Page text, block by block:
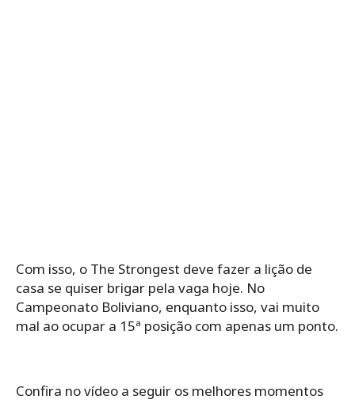
Com isso, o The Strongest deve fazer a lição de
casa se quiser brigar pela vaga hoje. No
Campeonato Boliviano, enquanto isso, vai muito
mal ao ocupar a 15ª posição com apenas um ponto.
Confira no vídeo a seguir os melhores momentos